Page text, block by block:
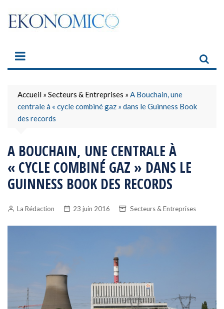
content
Accueil » Secteurs & Entreprises » A Bouchain, une
centrale à « cycle combiné gaz » dans le Guinness Book
des records
A BOUCHAIN, UNE CENTRALE À
« CYCLE COMBINÉ GAZ » DANS LE
GUINNESS BOOK DES RECORDS
La Rédaction 23 juin 2016 Secteurs & Entreprises